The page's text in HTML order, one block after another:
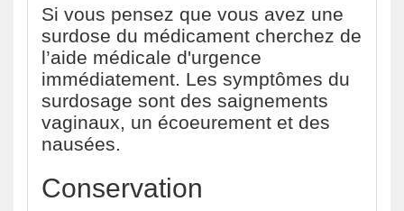
Si vous pensez que vous avez une
surdose du médicament cherchez de
l’aide médicale d'urgence
immédiatement. Les symptômes du
surdosage sont des saignements
vaginaux, un écoeurement et des
nausées.
Conservation